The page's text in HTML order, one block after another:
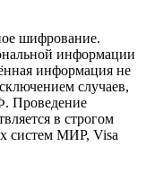
шифрование.
информации
информация не
случаев,
Проведение
в строгом
систем МИР, Visa